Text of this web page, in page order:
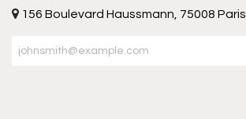
156 Boulevard Haussmann, 75008 Paris